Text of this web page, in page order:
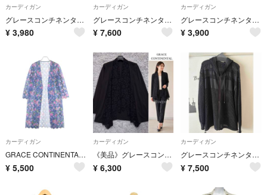
カーディガン
グレースコンチネンタル カーディガン 星ビジュー グリーン系 送料込
¥ 3,980
カーディガン
グレースコンチネンタル フリンジニットzipカーディガン 2025年
¥ 7,600
カーディガン
グレースコンチネンタル カーディガン 36 白 ホワイト レース 長袖 /AP
¥ 3,900
カーディガン
GRACE CONTINENTAL グレースコンチネンタル フラワープリントレースロングカーディガン ライトブルー #3
¥ 5,500
カーディガン
《美品》グレースコンチネンタル レース カーディガン ブラック お呼ばれ 羽織り
¥ 6,300
カーディガン
グレースコンチネンタル 編みニットパーカー
¥ 7,500